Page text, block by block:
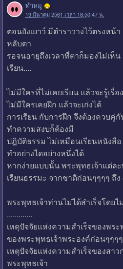
ทำหมู
19 มีนาคม 2561 เวลา 18:50:47 น.
ตอนยังเยาว์ มีตำราวางไว้ตรงหน้
หลับตา
รอจนอายุถึงเวลาที่ตาก็มองไม่เห็
เรียน....
ไม่มีใครที่ไม่เคยเรียน แล้วจะรู้เรื่อ
ไม่มีใครเคยฝึก แล้วจะเก่งได้
การเรียน กับการฝึก จึงต้องควบคู่
ทำความสงบก็ต้องมี
ปฎิบัติธรรม ไม่เหมือนเรียนหนังสื
ทำอย่างไดอย่างหนึ่งได้
หากง่ายแบบนั้น พระพุทธเจ้าแต่ล
เรียนธรรมะ จากชาติก่อนๆๆๆๆ ถึง
พระพุทธเจ้าท่านไม่ได้สำเร็จโดย
.............
เหตุปัจจัยแห่งความสำเร็จของพร
ของพระพุทธเจ้าพระองค์ก่อนๆๆๆ
เหตุปัจจัยแห่งความสำเร็จของสา
พระพุทธเจ้า